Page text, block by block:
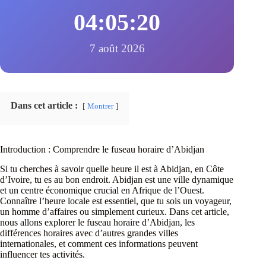
04:05:21
7 août 2026
Dans cet article : Montrer
Introduction : Comprendre le fuseau horaire d’Abidjan
Si tu cherches à savoir quelle heure il est à Abidjan, en Côte
d’Ivoire, tu es au bon endroit. Abidjan est une ville dynamique
et un centre économique crucial en Afrique de l’Ouest.
Connaître l’heure locale est essentiel, que tu sois un voyageur,
un homme d’affaires ou simplement curieux. Dans cet article,
nous allons explorer le fuseau horaire d’Abidjan, les
différences horaires avec d’autres grandes villes
internationales, et comment ces informations peuvent
influencer tes activités.